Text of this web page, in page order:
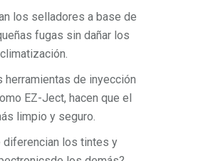
los selladores a base de
fugas sin dañar los
herramientas de inyección
EZ-Ject, hacen que el
limpio y seguro.
diferencian los tintes y